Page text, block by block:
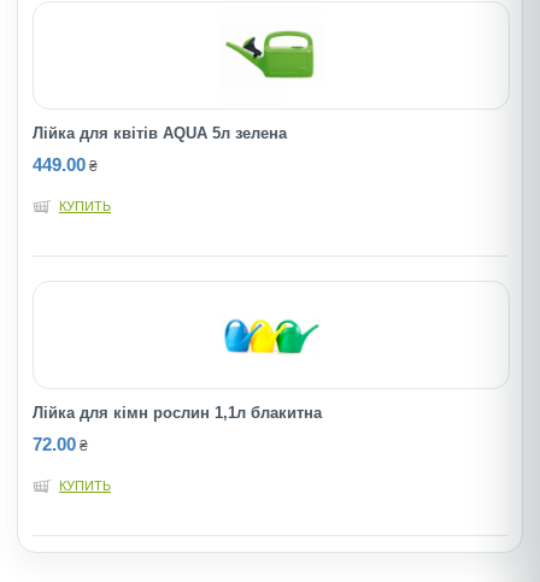
Лійка для квітів AQUA 5л зелена
449.00 ₴
КУПИТЬ
Лійка для кімн рослин 1,1л блакитна
72.00 ₴
КУПИТЬ